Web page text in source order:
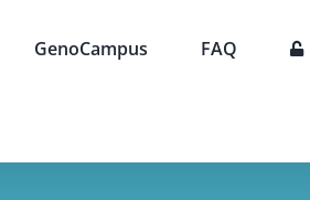
GenoCampus FAQ